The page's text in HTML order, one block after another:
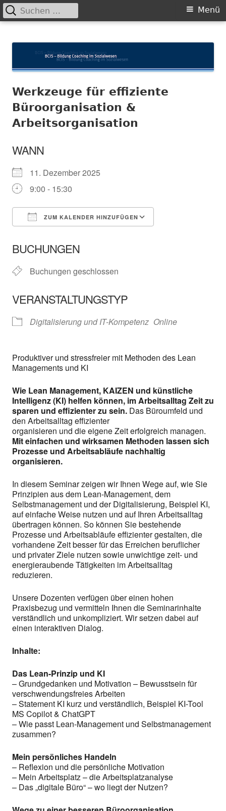
zum
Primäres
Menü
Suchen
nach:
Werkzeuge für effiziente
Büroorganisation &
Arbeitsorganisation
WANN
11. Dezember 2025
9:00 - 15:30
ZUM KALENDER HINZUFÜGEN
BUCHUNGEN
Buchungen geschlossen
VERANSTALTUNGSTYP
Digitalisierung und IT-Kompetenz Online
Produktiver und stressfreier mit Methoden des Lean
Managements und KI
Wie Lean Management, KAIZEN und künstliche
Intelligenz (KI) helfen können, im Arbeitsalltag Zeit zu
sparen und effizienter zu sein. Das Büroumfeld und
den Arbeitsalltag effizienter
organisieren und die eigene Zeit erfolgreich managen.
Mit einfachen und wirksamen Methoden lassen sich
Prozesse und Arbeitsabläufe nachhaltig
organisieren.
In diesem Seminar zeigen wir Ihnen Wege auf, wie Sie
Prinzipien aus dem Lean-Management, dem
Selbstmanagement und der Digitalisierung, Beispiel KI,
auf einfache Weise nutzen und auf Ihren Arbeitsalltag
übertragen können. So können Sie bestehende
Prozesse und Arbeitsabläufe effizienter gestalten, die
vorhandene Zeit besser für das Erreichen beruflicher
und privater Ziele nutzen sowie unwichtige zeit- und
energieraubende Tätigkeiten im Arbeitsalltag
reduzieren.
Unsere Dozenten verfügen über einen hohen
Praxisbezug und vermitteln Ihnen die Seminarinhalte
verständlich und unkompliziert. Wir setzen dabei auf
einen interaktiven Dialog.
Inhalte:
Das Lean-Prinzip und KI
– Grundgedanken und Motivation – Bewusstsein für
verschwendungsfreies Arbeiten
– Statement KI kurz und verständlich, Beispiel KI-Tool
MS Copilot & ChatGPT
– Wie passt Lean-Management und Selbstmanagement
zusammen?
Mein persönliches Handeln
– Reflexion und die persönliche Motivation
– Mein Arbeitsplatz – die Arbeitsplatzanalyse
– Das „digitale Büro“ – wo liegt der Nutzen?